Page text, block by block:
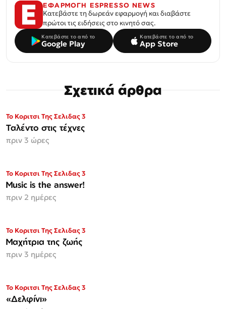
ΕΦΑΡΜΟΓΗ ESPRESSO NEWS
Κατεβάστε τη δωρεάν εφαρμογή και διαβάστε
πρώτοι τις ειδήσεις στο κινητό σας.
Κατεβάστε το από το
Google Play
Κατεβάστε το από το
App Store
Σχετικά άρθρα
Το Κοριτσι Της Σελιδας 3
Ταλέντο στις τέχνες
πριν 3 ώρες
Το Κοριτσι Της Σελιδας 3
Music is the answer!
πριν 2 ημέρες
Το Κοριτσι Της Σελιδας 3
Μαχήτρια της ζωής
πριν 3 ημέρες
Το Κοριτσι Της Σελιδας 3
«Δελφίνι»